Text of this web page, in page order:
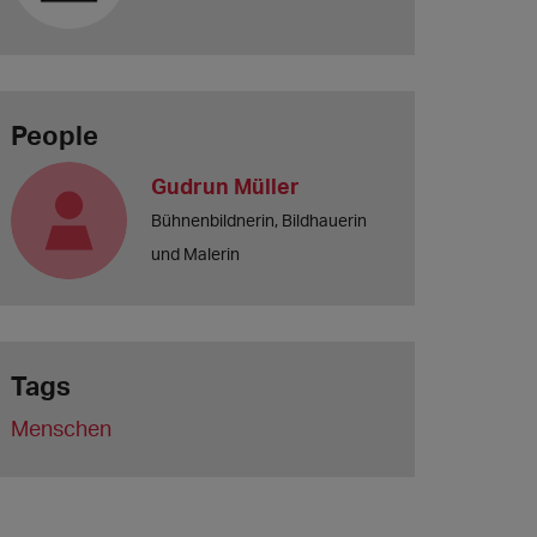
People
Gudrun Müller
Bühnenbildnerin, Bildhauerin
und Malerin
Tags
Menschen